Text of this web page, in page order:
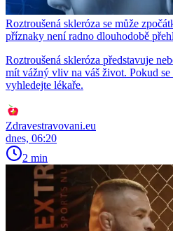
Roztroušená skleróza se může
příznaky není radno dlouhodobě
Roztroušená skleróza představuje
mít vážný vliv na váš život. Pokud
vyhledejte lékaře.
Zdravestravovani.eu
dnes, 06:20
2 min